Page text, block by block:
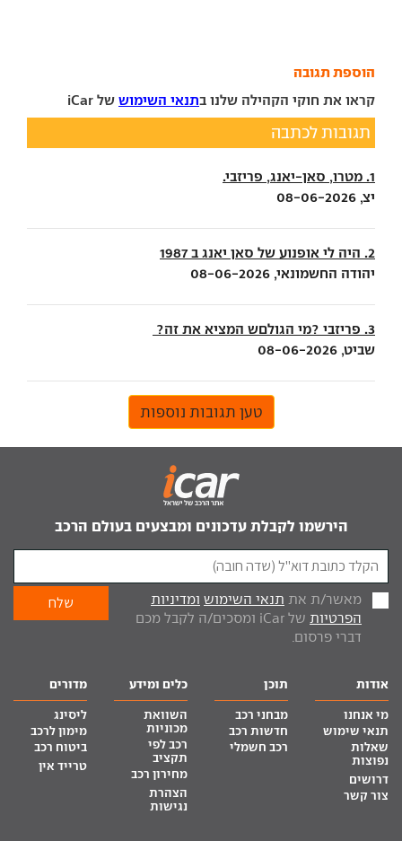
הוספת תגובה
קראו את חוקי הקהילה שלנו בתנאי השימוש של iCar
תגובות לכתבה
1. מטרו, סאן-יאנג, פריזבי.
יצ, 08-06-2026
2. היה לי אופנוע של סאן יאנג ב 1987
יהודה החשמונאי, 08-06-2026
3. פריזבי ?מי הגולםש המציא את זה?
שביט, 08-06-2026
טען תגובות נוספות
הירשמו לקבלת עדכונים ומבצעים בעולם הרכב
מאשר/ת את תנאי השימוש ומדיניות
הפרטיות
של iCar ומסכים/ה לקבל מכם
דברי פרסום.
אודות
מי אנחנו
תנאי שימוש
שאלות
נפוצות
דרושים
צור קשר
תוכן
מבחני רכב
חדשות רכב
רכב חשמלי
כלים ומידע
השוואת
מכוניות
רכב לפי
תקציב
מחירון רכב
הצהרת
נגישות
מדורים
ליסינג
מימון לרכב
ביטוח רכב
טרייד אין